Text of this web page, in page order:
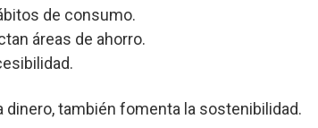
de consumo.
áreas de ahorro.
dinero, también fomenta la sostenibilidad.